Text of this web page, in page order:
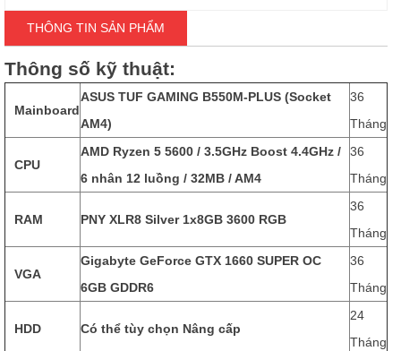
THÔNG TIN SẢN PHẨM
Thông số kỹ thuật:
Mainboard
ASUS TUF GAMING B550M-PLUS (Socket
AM4)
36
Tháng
CPU
AMD Ryzen 5 5600 / 3.5GHz Boost 4.4GHz /
6 nhân 12 luồng / 32MB / AM4
36
Tháng
RAM PNY XLR8 Silver 1x8GB 3600 RGB
36
Tháng
VGA
Gigabyte GeForce GTX 1660 SUPER OC
6GB GDDR6
36
Tháng
HDD Có thể tùy chọn Nâng cấp
24
Tháng